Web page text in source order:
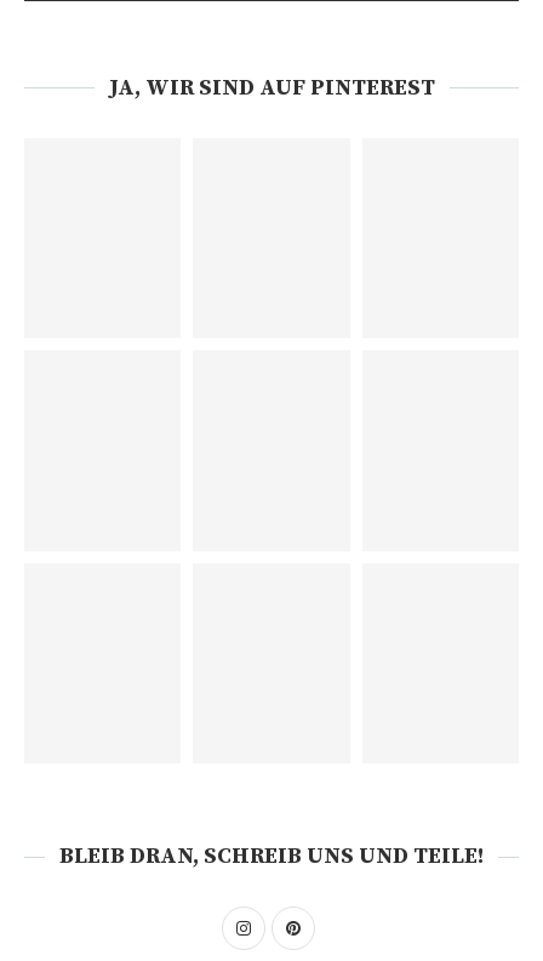
JA, WIR SIND AUF PINTEREST
BLEIB DRAN, SCHREIB UNS UND TEILE!